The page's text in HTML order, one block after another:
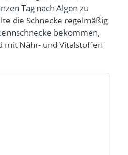
Tag nach Algen zu
die Schnecke regelmäßig
bekommen,
mit Nähr- und Vitalstoffen